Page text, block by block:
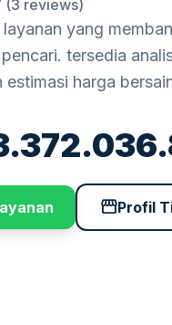
(3 reviews)
layanan yang
tersedia
estimasi harga
storefrontProfil